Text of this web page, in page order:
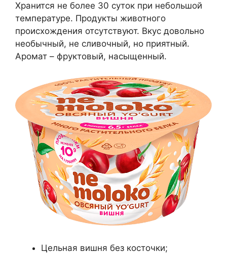
Хранится не более 30 суток при небольшой
температуре. Продукты животного
происхождения отсутствуют. Вкус довольно
необычный, не сливочный, но приятный.
Аромат – фруктовый, насыщенный.
Цельная вишня без косточки;